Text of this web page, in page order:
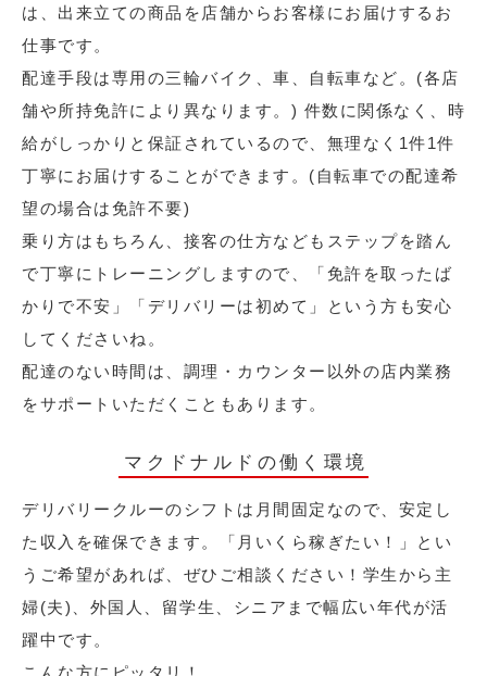
は、出来立ての商品を店舗からお客様にお届けするお
仕事です。
配達手段は専用の三輪バイク、車、自転車など。(各店
舗や所持免許により異なります。) 件数に関係なく、時
給がしっかりと保証されているので、無理なく1件1件
丁寧にお届けすることができます。(自転車での配達希
望の場合は免許不要)
乗り方はもちろん、接客の仕方などもステップを踏ん
で丁寧にトレーニングしますので、「免許を取ったば
かりで不安」「デリバリーは初めて」という方も安心
してくださいね。
配達のない時間は、調理・カウンター以外の店内業務
をサポートいただくこともあります。
マクドナルドの働く環境
デリバリークルーのシフトは月間固定なので、安定し
た収入を確保できます。「月いくら稼ぎたい！」とい
うご希望があれば、ぜひご相談ください！学生から主
婦(夫)、外国人、留学生、シニアまで幅広い年代が活
躍中です。